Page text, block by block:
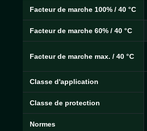
Facteur de marche 100% / 40 °C
Facteur de marche 60% / 40 °C
Facteur de marche max. / 40 °C
Classe d'application
Classe de protection
Normes